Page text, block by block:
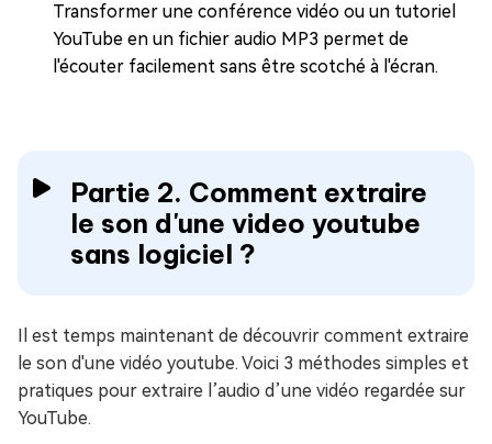
Transformer une conférence vidéo ou un tutoriel
YouTube en un fichier audio MP3 permet de
l'écouter facilement sans être scotché à l'écran.
Partie 2. Comment extraire
le son d'une video youtube
sans logiciel ?
Il est temps maintenant de découvrir comment extraire
le son d'une vidéo youtube. Voici 3 méthodes simples et
pratiques pour extraire l’audio d’une vidéo regardée sur
YouTube.